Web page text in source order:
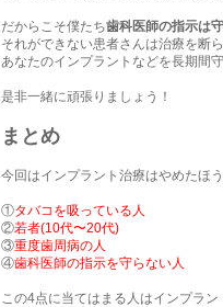
だからこそ僕たち歯科医師の指示は
それができない患者さんは治療を断
あなたのインプラントなどを長期間
是非一緒に頑張りましょう！
まとめ
今回はインプラント治療はやめたほ
①タバコを吸っている人
②若者(10代〜20代)
③重度歯周病の人
④歯科医師の指示を守らない人
この4点に当てはまる人はインプラ